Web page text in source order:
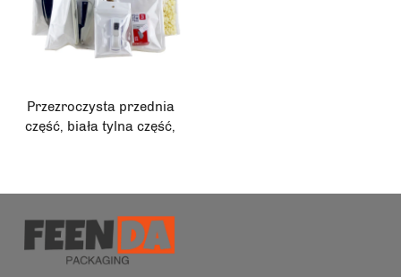
Przezroczysta przednia
część, biała tylna część,